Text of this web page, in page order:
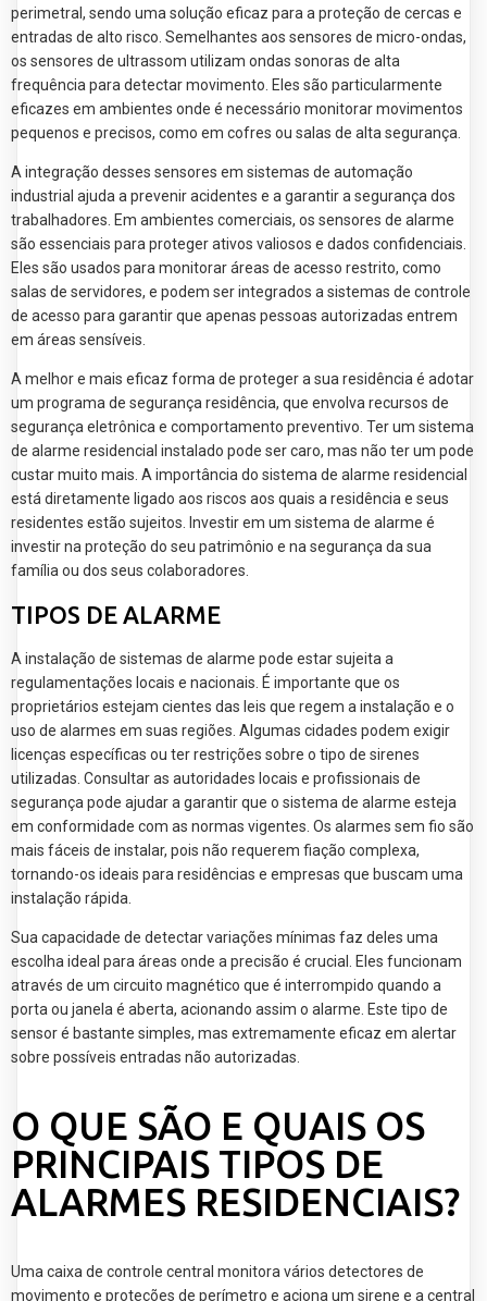
perimetral, sendo uma solução eficaz para a proteção de cercas e
entradas de alto risco. Semelhantes aos sensores de micro-ondas,
os sensores de ultrassom utilizam ondas sonoras de alta
frequência para detectar movimento. Eles são particularmente
eficazes em ambientes onde é necessário monitorar movimentos
pequenos e precisos, como em cofres ou salas de alta segurança.
A integração desses sensores em sistemas de automação
industrial ajuda a prevenir acidentes e a garantir a segurança dos
trabalhadores. Em ambientes comerciais, os sensores de alarme
são essenciais para proteger ativos valiosos e dados confidenciais.
Eles são usados para monitorar áreas de acesso restrito, como
salas de servidores, e podem ser integrados a sistemas de controle
de acesso para garantir que apenas pessoas autorizadas entrem
em áreas sensíveis.
A melhor e mais eficaz forma de proteger a sua residência é adotar
um programa de segurança residência, que envolva recursos de
segurança eletrônica e comportamento preventivo. Ter um sistema
de alarme residencial instalado pode ser caro, mas não ter um pode
custar muito mais. A importância do sistema de alarme residencial
está diretamente ligado aos riscos aos quais a residência e seus
residentes estão sujeitos. Investir em um sistema de alarme é
investir na proteção do seu patrimônio e na segurança da sua
família ou dos seus colaboradores.
TIPOS DE ALARME
A instalação de sistemas de alarme pode estar sujeita a
regulamentações locais e nacionais. É importante que os
proprietários estejam cientes das leis que regem a instalação e o
uso de alarmes em suas regiões. Algumas cidades podem exigir
licenças específicas ou ter restrições sobre o tipo de sirenes
utilizadas. Consultar as autoridades locais e profissionais de
segurança pode ajudar a garantir que o sistema de alarme esteja
em conformidade com as normas vigentes. Os alarmes sem fio são
mais fáceis de instalar, pois não requerem fiação complexa,
tornando-os ideais para residências e empresas que buscam uma
instalação rápida.
Sua capacidade de detectar variações mínimas faz deles uma
escolha ideal para áreas onde a precisão é crucial. Eles funcionam
através de um circuito magnético que é interrompido quando a
porta ou janela é aberta, acionando assim o alarme. Este tipo de
sensor é bastante simples, mas extremamente eficaz em alertar
sobre possíveis entradas não autorizadas.
O QUE SÃO E QUAIS OS
PRINCIPAIS TIPOS DE
ALARMES RESIDENCIAIS?
Uma caixa de controle central monitora vários detectores de
movimento e proteções de perímetro e aciona um sirene e a central